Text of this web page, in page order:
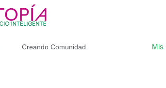
Creando Comunidad Mis